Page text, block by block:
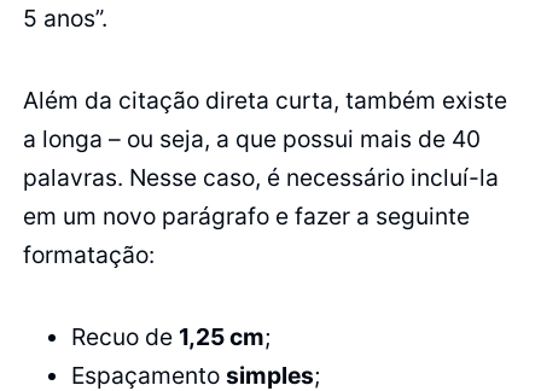
5 anos”.
Além da citação direta curta, também existe
a longa – ou seja, a que possui mais de 40
palavras. Nesse caso, é necessário incluí-la
em um novo parágrafo e fazer a seguinte
formatação:
Recuo de 1,25 cm;
Espaçamentosimples;